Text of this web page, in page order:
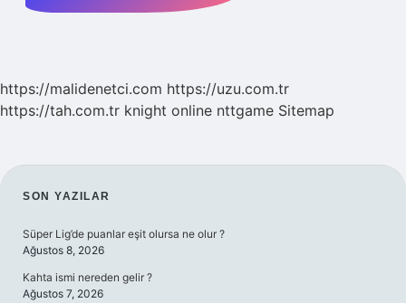
https://malidenetci.com https://uzu.com.tr
https://tah.com.tr knight online nttgame Sitemap
SIDEBAR
SON YAZILAR
Süper Lig’de puanlar eşit olursa ne olur ?
Ağustos 8, 2026
Kahta ismi nereden gelir ?
Ağustos 7, 2026